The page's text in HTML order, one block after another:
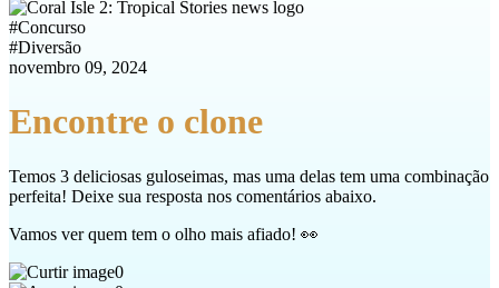
#Concurso
#Diversão
novembro 09, 2024
Encontre o clone
Temos 3 deliciosas guloseimas, mas uma delas tem uma combinação
perfeita! Deixe sua resposta nos comentários abaixo.
Vamos ver quem tem o olho mais afiado! 👀
0